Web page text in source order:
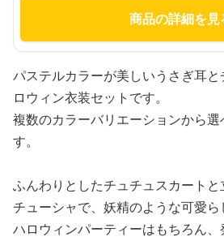
商品の詳細を見
パステルカラーが美しいうさぎ耳
ロウィン衣装セットです。
複数のカラーバリエーションから選
す。
ふんわりとしたチュチュスカート
チューシャで、妖精のような可愛ら
ハロウィンパーティーはもちろん